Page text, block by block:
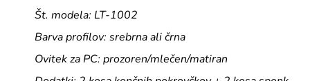
Št. modela: LT-1002
Barva profilov: srebrna ali črna
Ovitek za PC: prozoren/mlečen/matiran